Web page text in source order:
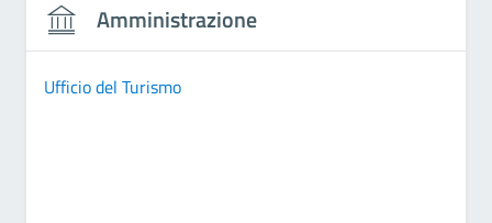
Amministrazione
Ufficio del Turismo